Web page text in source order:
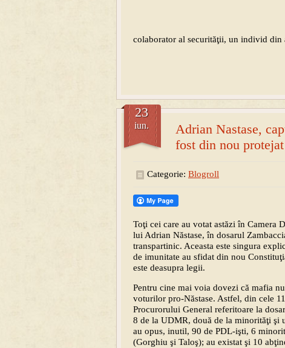
colaborator al securităţii, un individ din
Adrian Nastase,
fost din nou protejat
23
iun.
Categorie: Blogroll
Toţi cei care au votat astăzi în Camera
lui Adrian Năstase, în dosarul
transpartinic. Aceasta este singura
de imunitate au sfidat din nou
este deasupra legii.
Pentru cine mai voia dovezi că mafia
voturilor pro-Năstase. Astfel, din cele
Procurorului General referitoare la
8 de la UDMR, două de la minorităţi şi
au opus, inutil, 90 de PDL-işti, 6
(Gorghiu şi Taloş); au existat şi 10